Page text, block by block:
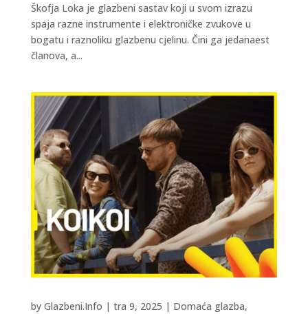
Škofja Loka je glazbeni sastav koji u svom izrazu
spaja razne instrumente i elektroničke zvukove u
bogatu i raznoliku glazbenu cjelinu. Čini ga jedanaest
članova, a...
by Glazbeni.Info | tra 9, 2025 | Domaća glazba,